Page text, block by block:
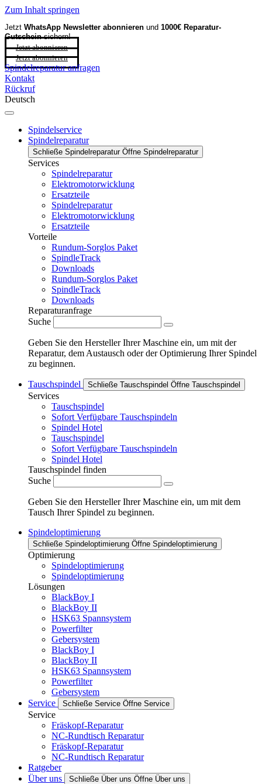
Zum Inhalt springen
Jetzt WhatsApp Newsletter abonnieren und 1000€ Reparatur-
Gutscheinsichern!
Jetzt abonnieren
Jetzt abonnieren
Spindelreparatur anfragen
Kontakt
Rückruf
Deutsch
Spindelservice
Spindelreparatur
Schließe Spindelreparatur Öffne Spindelreparatur
Services
Spindelreparatur
Elektromotorwicklung
Ersatzteile
Spindelreparatur
Elektromotorwicklung
Ersatzteile
Vorteile
Rundum-Sorglos Paket
SpindleTrack
Downloads
Rundum-Sorglos Paket
SpindleTrack
Downloads
Reparaturanfrage
Suche
Geben Sie den Hersteller Ihrer Maschine ein, um mit der
Reparatur, dem Austausch oder der Optimierung Ihrer Spindel
zu beginnen.
Tauschspindel Schließe Tauschspindel Öffne Tauschspindel
Services
Tauschspindel
Sofort Verfügbare Tauschspindeln
Spindel Hotel
Tauschspindel
Sofort Verfügbare Tauschspindeln
Spindel Hotel
Tauschspindel finden
Suche
Geben Sie den Hersteller Ihrer Maschine ein, um mit dem
Tausch Ihrer Spindel zu beginnen.
Spindeloptimierung
Schließe Spindeloptimierung Öffne Spindeloptimierung
Optimierung
Spindeloptimierung
Spindeloptimierung
Lösungen
BlackBoy I
BlackBoy II
HSK63 Spannsystem
Powerfilter
Gebersystem
BlackBoy I
BlackBoy II
HSK63 Spannsystem
Powerfilter
Gebersystem
Service
Schließe Service Öffne Service
Service
Fräskopf-Reparatur
NC-Rundtisch Reparatur
Fräskopf-Reparatur
NC-Rundtisch Reparatur
Ratgeber
Über uns
Schließe Über uns Öffne Über uns